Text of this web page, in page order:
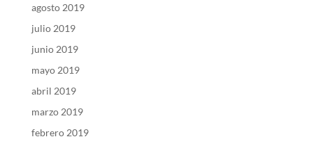
agosto 2019
julio 2019
junio 2019
mayo 2019
abril 2019
marzo 2019
febrero 2019